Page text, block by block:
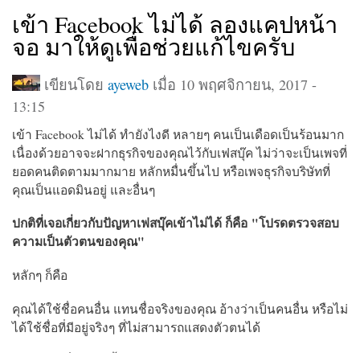
เข้า Facebook ไม่ได้ ลองแคปหน้า
จอ มาให้ดูเพื่อช่วยแก้ไขครับ
เขียนโดยayeweb เมื่อ 10 พฤศจิกายน, 2017 -
13:15
เข้า Facebook ไม่ได้ ทำยังไงดี หลายๆ คนเป็นเดือดเป็นร้อนมาก
เนื่องด้วยอาจจะฝากธุรกิจของคุณไว้กับเฟสบุ๊ค ไม่ว่าจะเป็นเพจที่
ยอดคนติดตามมากมาย หลักหมื่นขึ้นไป หรือเพจธุรกิจบริษัทที่
คุณเป็นแอดมินอยู่ และอื่นๆ
ปกติที่เจอเกี่ยวกับปัญหาเฟสบุ๊คเข้าไม่ได้ ก็คือ "โปรดตรวจสอบ
ความเป็นตัวตนของคุณ"
หลักๆ ก็คือ
คุณได้ใช้ชื่อคนอื่น แทนชื่อจริงของคุณ อ้างว่าเป็นคนอื่น หรือไม่
ได้ใช้ชื่อที่มีอยู่จริงๆ ที่ไม่สามารถแสดงตัวตนได้